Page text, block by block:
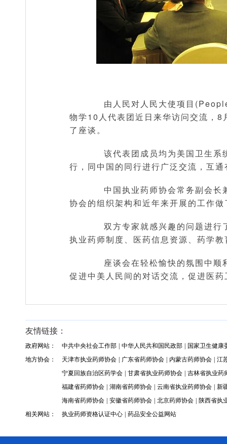
由人民对人民大使项目
物学10人代表团近日来华访问交流，
了座谈。
该代表团成员均为美国卫生系
行，同中国的同行进行广泛交流，互
中国执业药师协会常务副会长
协会的组织架构和近年来开展的工作
双方专家就感兴趣的问题进行
执业药师制度、医药信息资源、药学
座谈会在轻松愉快的氛围中顺
促进中美人民间的对话交流，促进医
友情链接：
政府网站： 中共中央社会工作部 中华人民共和国民政部
国家卫生健康
地方协会：
天津市执业药师协会 广东省药师协会 内蒙古药师协会
江
宁夏回族自治区药学会
甘肃省执业药师协会
吉林省执业药
福建省药师协会
湖南省药师协会 云南省执业药师协会
新
海南省药师协会
安徽省药师协会 北京药师协会
陕西省执
相关网站：
执业药师资格认证中心 药品安全公益网站